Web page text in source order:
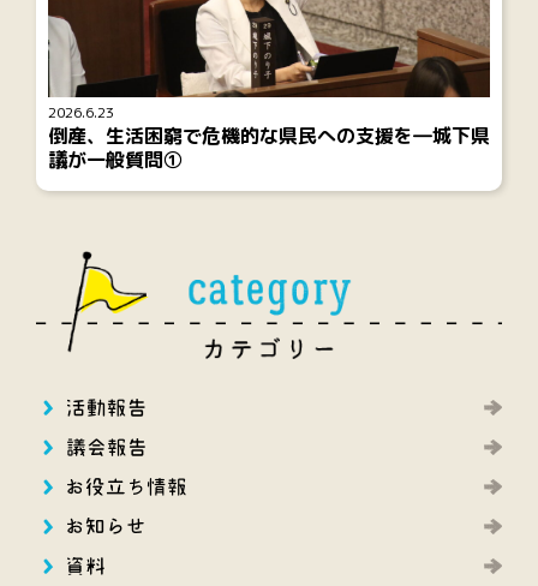
2026.6.23
倒産、生活困窮で危機的な県民への支援を―城下県
議が一般質問①